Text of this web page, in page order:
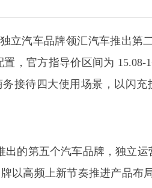
立汽车品牌领汇汽车推出
，官方指导价区间为 15.08-
接待四大使用场景，以闪
出的第五个汽车品牌，独立
以高频上新节奏推进产品布